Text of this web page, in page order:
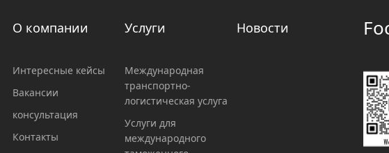
О компании
Интересные кейсы
Вакансии
консультация
Контакты
Услуги
Международная
транспортно-
логистическая услуга
Услуги для
международного
Новости